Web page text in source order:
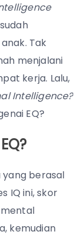
Tak
menjalani
kerja. Lalu,
Intelligence?
EQ?
yang berasal
IQ ini, skor
kemudian